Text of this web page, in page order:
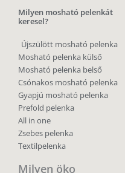
Milyen mosható pelenkát
keresel?
Újszülött mosható pelenka
Mosható pelenka külső
Mosható pelenka belső
Csónakos mosható pelenka
Gyapjú mosható pelenka
Prefold pelenka
All in one
Zsebes pelenka
Textilpelenka
Milyen öko